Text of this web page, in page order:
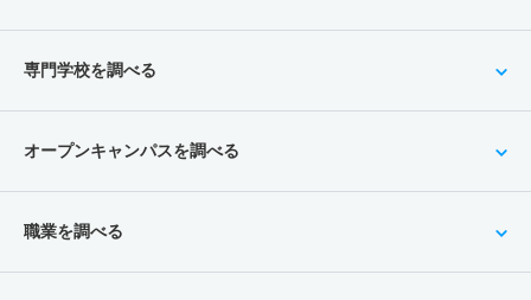
専門学校を調べる
オープンキャンパスを調べる
職業を調べる